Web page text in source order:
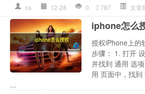
ca 12-28 0 787 文章
iphone怎么
授权iPhone上的
步骤： 1. 打开
并找到 通用 选
用 页面中，找
...